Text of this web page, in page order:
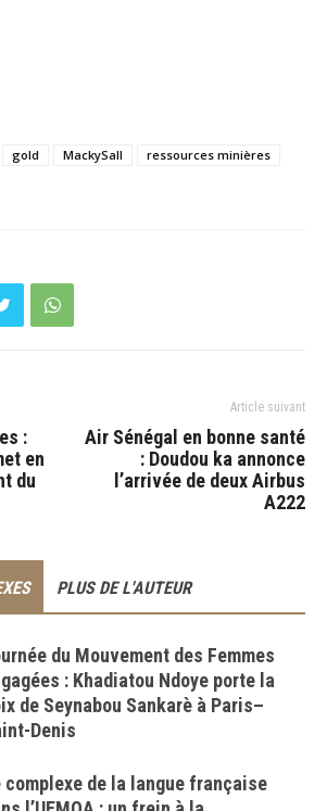
gold MackySall
ressources minières
:
en
du
Article suivant
Air Sénégal en bonne santé
: Doudou ka annonce
l’arrivée de deux Airbus
A222
PLUS DE L'AUTEUR
du Mouvement des Femmes
: Khadiatou Ndoye porte la
de Seynabou Sankarè à Paris–
Denis
complexe de la langue française